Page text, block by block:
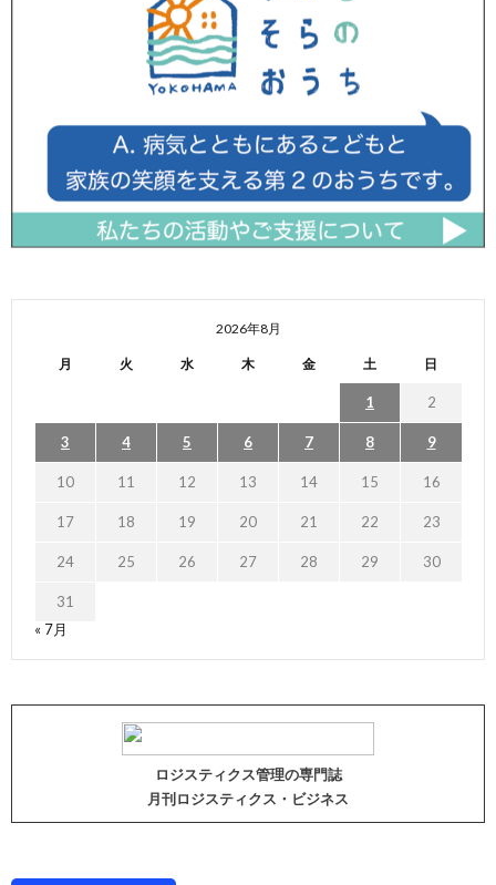
2026年8月
月 火 水 木 金 土 日
1 2
3 4 5 6 7 8 9
10 11 12 13 14 15 16
17 18 19 20 21 22 23
24 25 26 27 28 29 30
31
« 7月
ロジスティクス管理の専門誌
月刊ロジスティクス・ビジネス